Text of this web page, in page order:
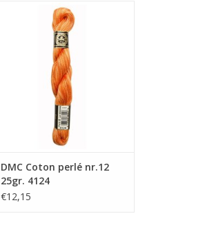
DMC Coton perlé nr.12 25gr.
4124
TOEVOEGEN AAN WINKELWAGEN
DMC Coton perlé nr.12
25gr. 4124
€12,15